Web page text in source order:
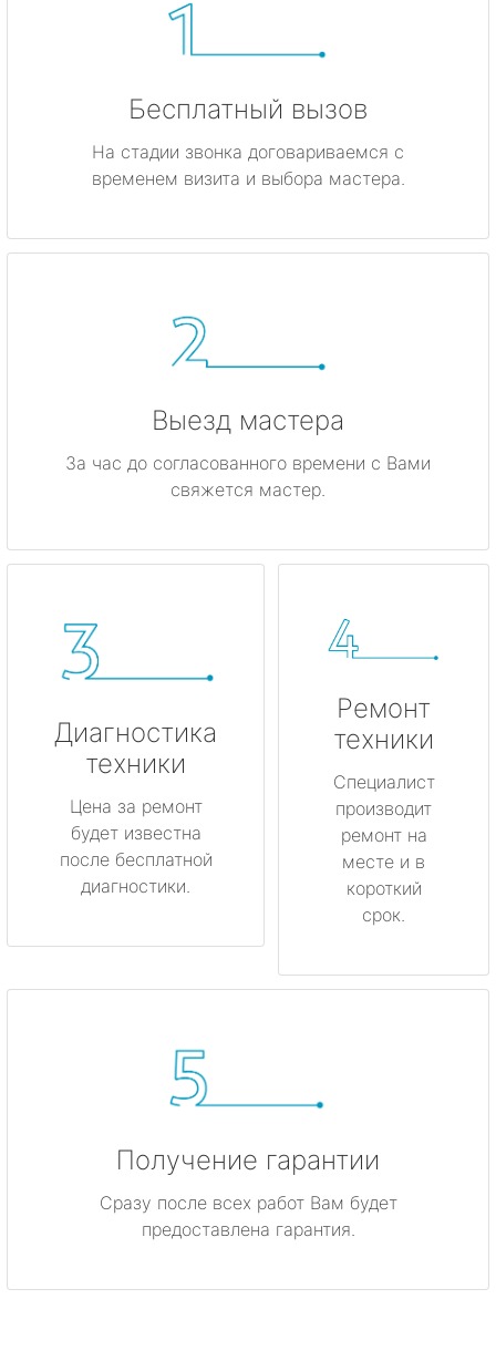
Бесплатный вызов
На стадии звонка договариваемся с
временем визита и выбора мастера.
Выезд мастера
За час до согласованного времени с Вами
свяжется мастер.
Диагностика
техники
Цена за ремонт
будет известна
после бесплатной
диагностики.
Ремонт
техники
Специалист
производит
ремонт на
месте и в
короткий
срок.
Получение гарантии
Сразу после всех работ Вам будет
предоставлена гарантия.